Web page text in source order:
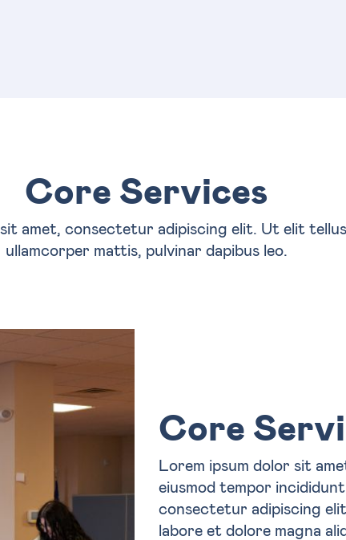
Core Services
amet, consectetur adipiscing elit. Ut elit
ullamcorper mattis, pulvinar dapibus leo.
Core
Lorem ipsum dolor sit
eiusmod tempor
consectetur adipiscing
labore et dolore magna